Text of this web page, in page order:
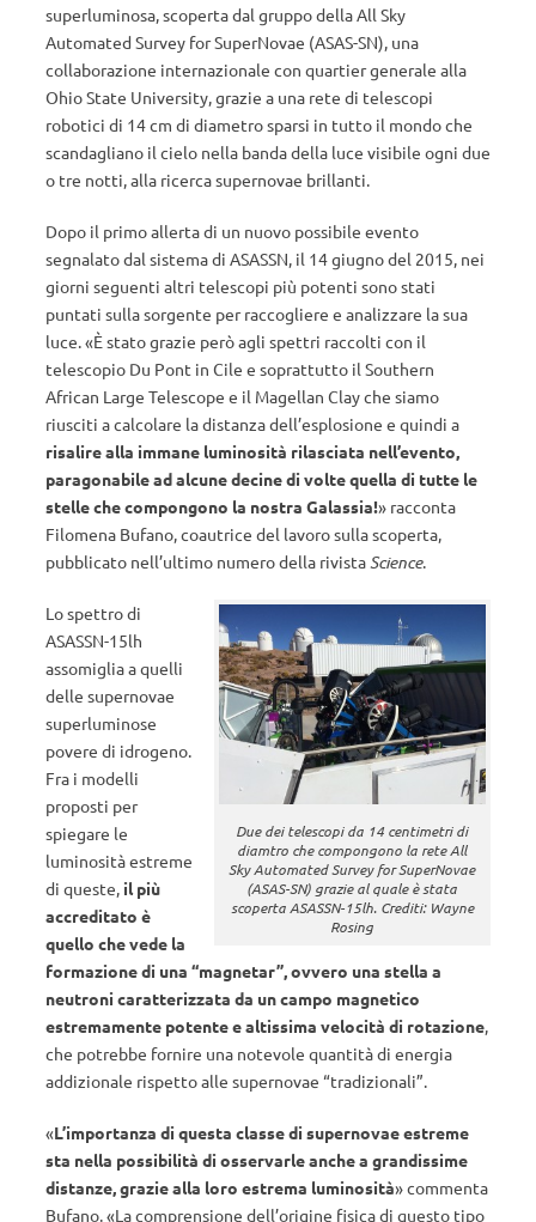
superluminosa, scoperta dal gruppo della All Sky
Automated Survey for SuperNovae (ASAS-SN), una
collaborazione internazionale con quartier generale alla
Ohio State University, grazie a una rete di telescopi
robotici di 14 cm di diametro sparsi in tutto il mondo che
scandagliano il cielo nella banda della luce visibile ogni due
o tre notti, alla ricerca supernovae brillanti.
Dopo il primo allerta di un nuovo possibile evento
segnalato dal sistema di ASASSN, il 14 giugno del 2015, nei
giorni seguenti altri telescopi più potenti sono stati
puntati sulla sorgente per raccogliere e analizzare la sua
luce. «È stato grazie però agli spettri raccolti con il
telescopio Du Pont in Cile e soprattutto il Southern
African Large Telescope e il Magellan Clay che siamo
riusciti a calcolare la distanza dell’esplosione e quindi a
risalire alla immane luminosità rilasciata nell’evento,
paragonabile ad alcune decine di volte quella di tutte le
stelle che compongono la nostra Galassia!» racconta
Filomena Bufano, coautrice del lavoro sulla scoperta,
pubblicato nell’ultimo numero della rivistaScience.
Due dei telescopi da 14 centimetri di
diamtro che compongono la rete All
Sky Automated Survey for SuperNovae
(ASAS-SN) grazie al quale è stata
scoperta ASASSN-15lh. Crediti: Wayne
Rosing
Lo spettro di
ASASSN-15lh
assomiglia a quelli
delle supernovae
superluminose
povere di idrogeno.
Fra i modelli
proposti per
spiegare le
luminosità estreme
di queste, il più
accreditato è
quello che vede la
formazione di una “magnetar”, ovvero una stella a
neutroni caratterizzata da un campo magnetico
estremamente potente e altissima velocità di rotazione,
che potrebbe fornire una notevole quantità di energia
addizionale rispetto alle supernovae “tradizionali”.
«L’importanza di questa classe di supernovae estreme
sta nella possibilità di osservarle anche a grandissime
distanze, grazie alla loro estrema luminosità» commenta
Bufano. «La comprensione dell’origine fisica di questo tipo